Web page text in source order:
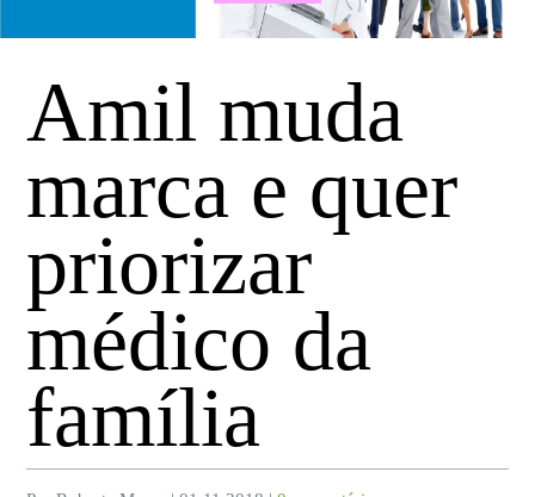
Amil muda
marca e quer
priorizar
médico da
família